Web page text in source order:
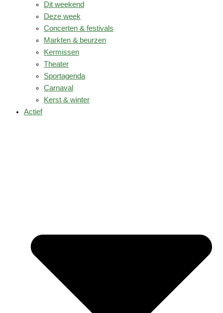
Dit weekend
Deze week
Concerten & festivals
Markten & beurzen
Kermissen
Theater
Sportagenda
Carnaval
Kerst & winter
Actief